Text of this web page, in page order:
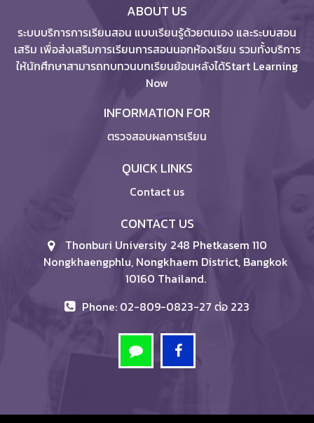
ABOUT US
ระบบบริการการเรียนสอน แบบเรียนรู้ด้วยตนเอง และระบบสอน
เสริม เพื่อส่งเสริมการเรียนการสอนนอกห้องเรียน รวมทั้งบริการ
ให้นักศึกษาสามารถทบทวนบทเรียนย้อนหลังได้Start Learning
Now
INFORMATION FOR
ตรวจสอบผลการเรียน
QUICK LINKS
Contact us
CONTACT US
Thonburi University 248 Phetkasem 110
Nongkhaengphlu, Nongkhaem District, Bangkok
10160 Thailand.
Phone: 02-809-0823-27 ต่อ 223